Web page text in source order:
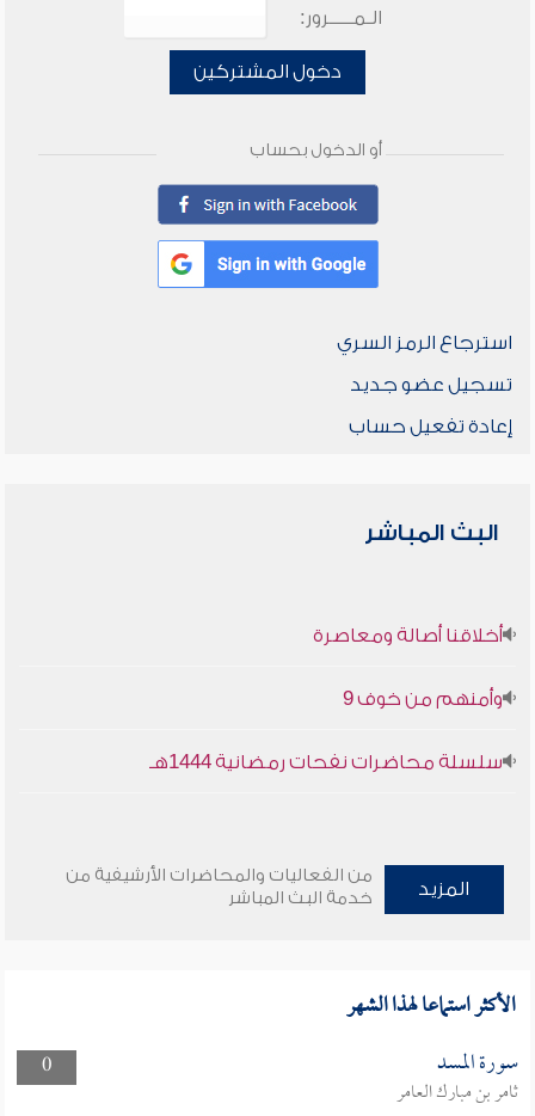
الـمـــــرور:
دخول المشتركين
أو الدخول بحساب
استرجاع الرمز السري
تسجيل عضو جديد
إعادة تفعيل حساب
البث المباشر
أخلاقنا أصالة ومعاصرة
وأمنهم من خوف 9
سلسلة محاضرات نفحات رمضانية 1444هـ
المزيد
من الفعاليات والمحاضرات الأرشيفية من
خدمة البث المباشر
الأكثر استماعا لهذا الشهر
0 سورة المسد
ثامر بن مبارك العامر